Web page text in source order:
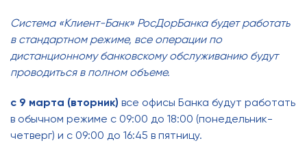
Система «Клиент-Банк» РосДорБанка будет работать
в стандартном режиме, все операции по
дистанционному банковскому обслуживанию будут
проводиться в полном объеме.
с 9 марта (вторник) все офисы Банка будут работать
в обычном режиме с 09:00 до 18:00 (понедельник-
четверг) и с 09:00 до 16:45 в пятницу.